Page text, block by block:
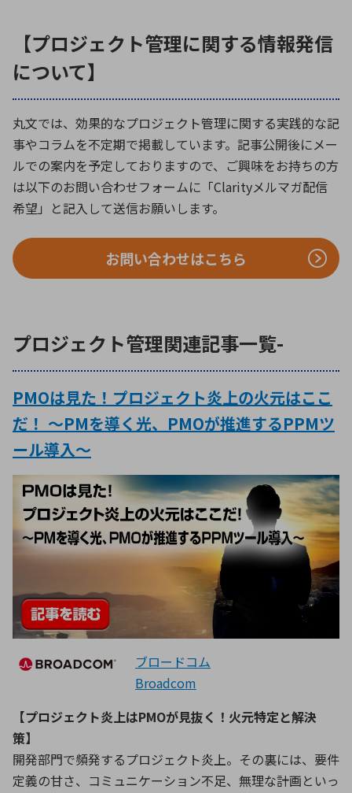
【プロジェクト管理に関する情報発信
について】
丸文では、効果的なプロジェクト管理に関する実践的な記
事やコラムを不定期で掲載しています。記事公開後にメー
ルでの案内を予定しておりますので、ご興味をお持ちの方
は以下のお問い合わせフォームに「Clarityメルマガ配信
希望」と記入して送信お願いします。
お問い合わせはこちら
プロジェクト管理関連記事一覧-
PMOは見た！プロジェクト炎上の火元はここ
だ！ ～PMを導く光、PMOが推進するPPMツ
ール導入～
ブロードコム
Broadcom
【プロジェクト炎上はPMOが見抜く！火元特定と解決
策】
開発部門で頻発するプロジェクト炎上。その裏には、要件
定義の甘さ、コミュニケーション不足、無理な計画といっ